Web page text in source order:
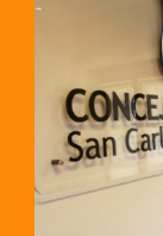
Banca del
Huéspedes de
Antiguos